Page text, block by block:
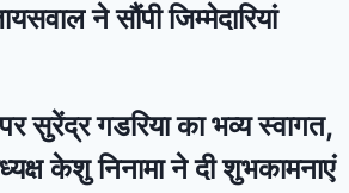
ने सौंपी जिम्मेदारियां
सुरेंद्र गडरिया का भव्य स्वागत,
केशु निनामा ने दी शुभकामनाएं